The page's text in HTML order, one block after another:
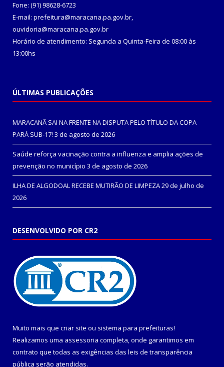
Fone: (91) 98628-6723
E-mail: prefeitura@maracana.pa.gov.br,
ouvidoria@maracana.pa.gov.br
Horário de atendimento: Segunda a Quinta-Feira de 08:00 às
13:00hs
ÚLTIMAS PUBLICAÇÕES
MARACANÃ SAI NA FRENTE NA DISPUTA PELO TÍTULO DA COPA
PARÁ SUB-17! 3 de agosto de 2026
Saúde reforça vacinação contra a influenza e amplia ações de
prevenção no município 3 de agosto de 2026
ILHA DE ALGODOAL RECEBE MUTIRÃO DE LIMPEZA29 de julho de
2026
DESENVOLVIDO POR CR2
Muito mais que criar site ou sistema para prefeituras!
Realizamos uma assessoria completa, onde garantimos em
contrato que todas as exigências das leis de transparência
pública serão atendidas.